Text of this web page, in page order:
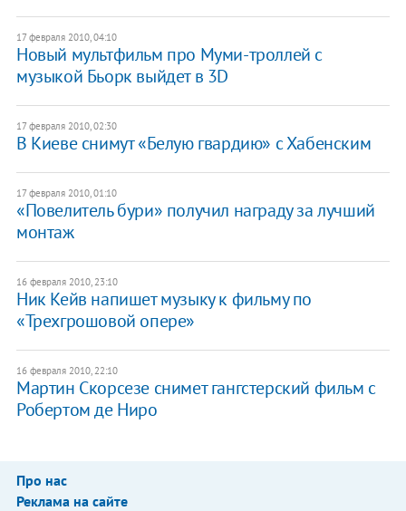
17 февраля 2010, 04:10
Новый мультфильм про Муми-троллей с
музыкой Бьорк выйдет в 3D
17 февраля 2010, 02:30
В Киеве снимут «Белую гвардию» с Хабенским
17 февраля 2010, 01:10
«Повелитель бури» получил награду за лучший
монтаж
16 февраля 2010, 23:10
Ник Кейв напишет музыку к фильму по
«Трехгрошовой опере»
16 февраля 2010, 22:10
Мартин Скорсезе снимет гангстерский фильм с
Робертом де Ниро
Про нас
Реклама на сайте